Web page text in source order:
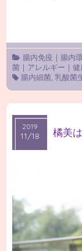
腸内免疫 | 腸内
菌 | アレルギー | 健
腸内細菌,乳酸菌
2019
11/18
2019
11/18 橘美